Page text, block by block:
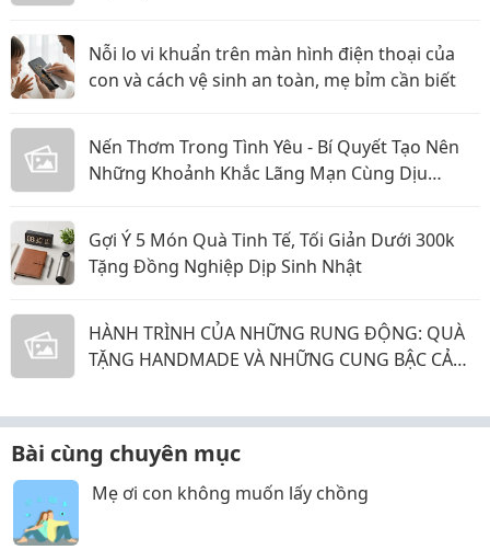
Nỗi lo vi khuẩn trên màn hình điện thoại của
con và cách vệ sinh an toàn, mẹ bỉm cần biết
Nến Thơm Trong Tình Yêu - Bí Quyết Tạo Nên
Những Khoảnh Khắc Lãng Mạn Cùng Dịu
Gợi Ý 5 Món Quà Tinh Tế, Tối Giản Dưới 300k
Tặng Đồng Nghiệp Dịp Sinh Nhật
HÀNH TRÌNH CỦA NHỮNG RUNG ĐỘNG: QUÀ
TẶNG HANDMADE VÀ NHỮNG CUNG BẬC CẢM
Bài cùng chuyên mục
Mẹ ơi con không muốn lấy chồng